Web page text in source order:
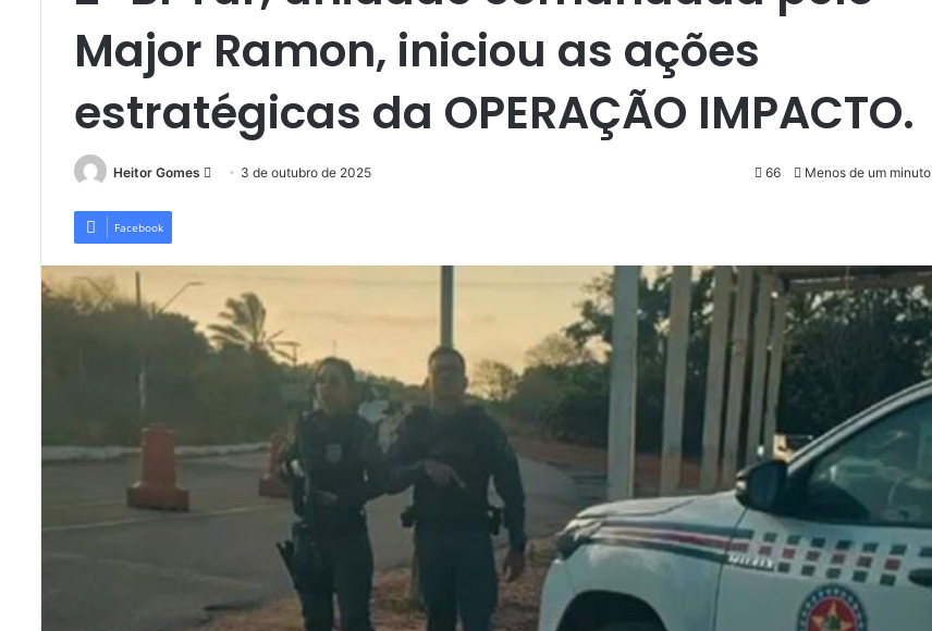
Major Ramon, iniciou as ações
estratégicas da OPERAÇÃO IMPACTO.
Heitor Gomes
Mande3 de outubro de 2025 66 Menos de um minuto
Facebook